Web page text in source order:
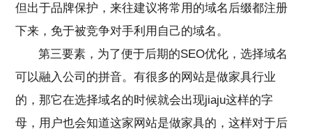
但出于品牌保护，来往建议将常用的域名后缀都注册
下来，免于被竞争对手利用自己的域名。
第三要素，为了便于后期的SEO优化，选择域名
可以融入公司的拼音。有很多的网站是做家具行业
的，那它在选择域名的时候就会出现jiaju这样的字
母，用户也会知道这家网站是做家具的，这样对于后